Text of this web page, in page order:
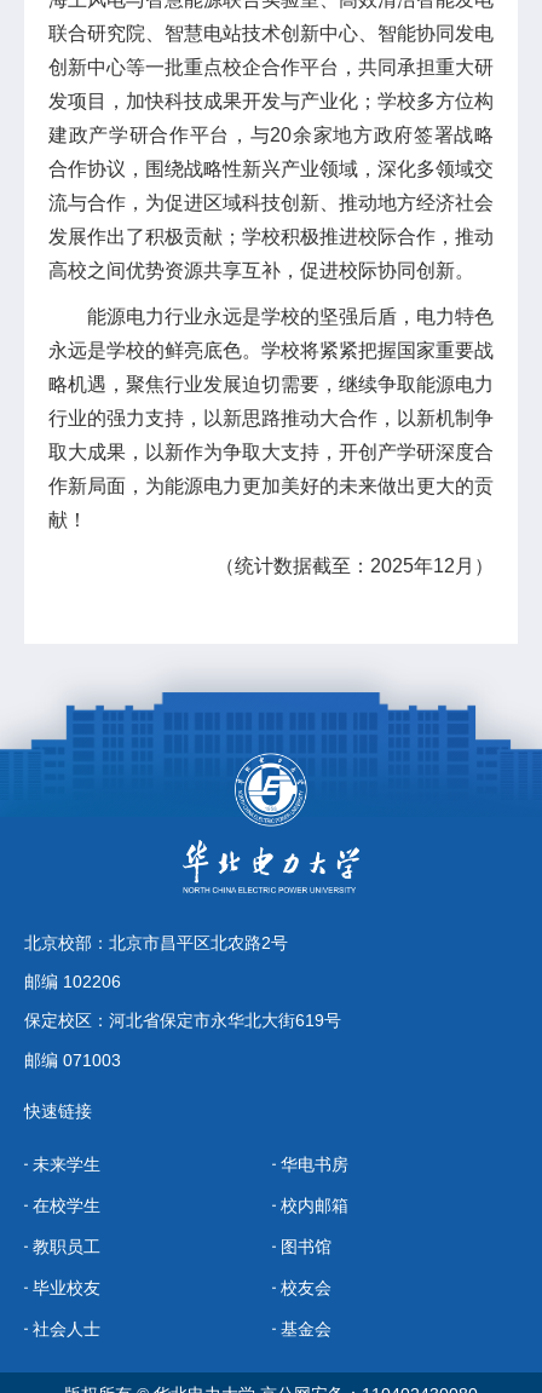
联合研究院、智慧电站技术创新中心、智能协同发电
创新中心等一批重点校企合作平台，共同承担重大研
发项目，加快科技成果开发与产业化；学校多方位构
建政产学研合作平台，与20余家地方政府签署战略
合作协议，围绕战略性新兴产业领域，深化多领域交
流与合作，为促进区域科技创新、推动地方经济社会
发展作出了积极贡献；学校积极推进校际合作，推动
高校之间优势资源共享互补，促进校际协同创新。
能源电力行业永远是学校的坚强后盾，电力特色
永远是学校的鲜亮底色。学校将紧紧把握国家重要战
略机遇，聚焦行业发展迫切需要，继续争取能源电力
行业的强力支持，以新思路推动大合作，以新机制争
取大成果，以新作为争取大支持，开创产学研深度合
作新局面，为能源电力更加美好的未来做出更大的贡
献！
（统计数据截至：2025年12月）
北京校部：北京市昌平区北农路2号
邮编 102206
保定校区：河北省保定市永华北大街619号
邮编 071003
快速链接
未来学生
在校学生
教职员工
毕业校友
社会人士
华电书房
校内邮箱
图书馆
校友会
基金会